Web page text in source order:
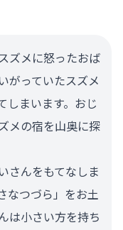
ズメに怒ったおば
がっていたスズメ
しまいます。おじ
メの宿を山奥に探
さんをもてなしま
なつづら」をお土
は小さい方を持ち